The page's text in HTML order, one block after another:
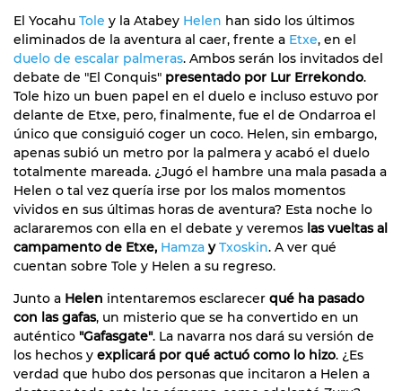
El Yocahu Tole y la Atabey Helen han sido los últimos
eliminados de la aventura al caer, frente a Etxe, en el
duelo de escalar palmeras. Ambos serán los invitados del
debate de "El Conquis" presentado por Lur Errekondo.
Tole hizo un buen papel en el duelo e incluso estuvo por
delante de Etxe, pero, finalmente, fue el de Ondarroa el
único que consiguió coger un coco. Helen, sin embargo,
apenas subió un metro por la palmera y acabó el duelo
totalmente mareada. ¿Jugó el hambre una mala pasada a
Helen o tal vez quería irse por los malos momentos
vividos en sus últimas horas de aventura? Esta noche lo
aclararemos con ella en el debate y veremos las vueltas al
campamento de Etxe, Hamza yTxoskin. A ver qué
cuentan sobre Tole y Helen a su regreso.
Junto a Helen intentaremos esclarecer qué ha pasado
con las gafas, un misterio que se ha convertido en un
auténtico "Gafasgate". La navarra nos dará su versión de
los hechos y explicará por qué actuó como lo hizo. ¿Es
verdad que hubo dos personas que incitaron a Helen a